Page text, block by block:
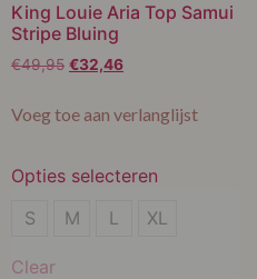
King Louie Aria Top Samui
Stripe Bluing
€49,95 €32,46
Voeg toe aan verlanglijst
Opties selecteren
XL
S M L XL
Clear